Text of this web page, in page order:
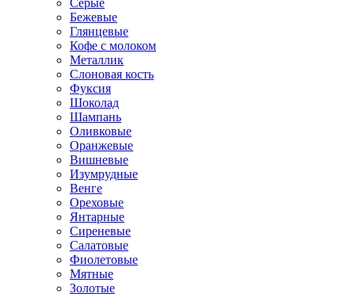
Бежевые
Глянцевые
Кофе с молоком
Металлик
Слоновая кость
Фуксия
Шоколад
Шампань
Оливковые
Оранжевые
Вишневые
Изумрудные
Венге
Ореховые
Янтарные
Сиреневые
Салатовые
Фиолетовые
Мятные
Золотые